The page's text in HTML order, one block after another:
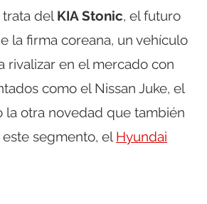
trata del KIA Stonic, el futuro
la firma coreana, un vehículo
rivalizar en el mercado con
como el Nissan Juke, el
la otra novedad que también
segmento, el Hyundai